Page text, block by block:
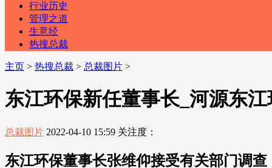
行业历史
管理之道
生意经
热搜总裁
主页 > 热搜总裁 > 总裁图片 >
东江环保新任董事长_河源东
总裁图片 2022-04-10 15:59 关注度：
东江环保董事长张维仰接受有关部门调查